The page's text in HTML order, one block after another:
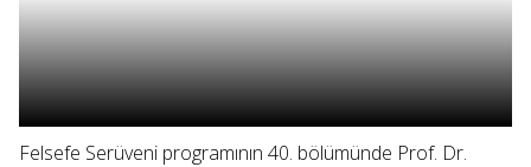
Felsefe Serüveni programının 40. bölümünde Prof. Dr.